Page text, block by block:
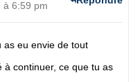
à 6:59 pm
as eu envie de tout
à continuer, ce que tu as